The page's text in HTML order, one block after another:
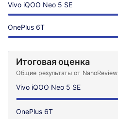
Vivo iQOO Neo 5 SE
OnePlus 6T
Итоговая оценка
Общие результаты от NanoReview
Vivo iQOO Neo 5 SE
OnePlus 6T